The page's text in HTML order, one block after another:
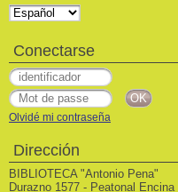
Conectarse
Olvidé mi contraseña
Dirección
BIBLIOTECA "Antonio Pena"
Durazno 1577 - Peatonal Encina